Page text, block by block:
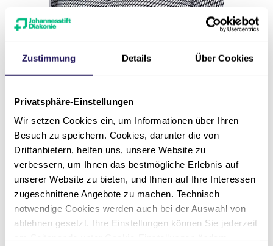
Zustimmung Details Über Cookies
Privatsphäre-Einstellungen
Wir setzen Cookies ein, um Informationen über Ihren
Besuch zu speichern. Cookies, darunter die von
Drittanbietern, helfen uns, unsere Website zu
verbessern, um Ihnen das bestmögliche Erlebnis auf
unserer Website zu bieten, und Ihnen auf Ihre Interessen
zugeschnittene Angebote zu machen. Technisch
notwendige Cookies werden auch bei der Auswahl von
ablehnen gesetzt. Ihre Einstellungen können Sie jederzeit
Nadine Hanneke
Pflegedirektion
030 2506-103
nadine.hanneke(at)jsd.de